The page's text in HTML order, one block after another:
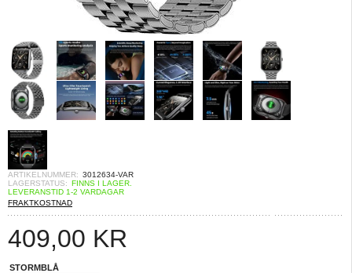
ARTIKELNUMMER: 3012634-VAR
LAGERSTATUS: FINNS I LAGER.
LEVERANSTID 1-2 VARDAGAR
FRAKTKOSTNAD
409,00 KR
STORMBLÅ